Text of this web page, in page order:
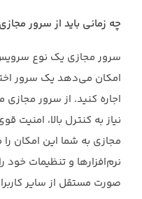
چه زمانی باید از سرور
سرور مجازی یک نوع
امکان می‌دهد یک سرور
اجاره کنید. از سرور مجازی
نیاز به کنترل بالا،
مجازی به شما این امکان
نرم‌افزارها و تنظیمات خود
صورت مستقل از سایر